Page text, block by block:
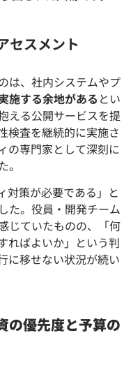
セスメント
は、社内システムやプ
施する余地がある とい
える公開サービスを提
検査を継続的に実施さ
の専門家として深刻に
対策が必要である」と
た。役員・開発チーム
じていたものの、「何
ればよいか」という判
に移せない状況が続い
の優先度と予算の